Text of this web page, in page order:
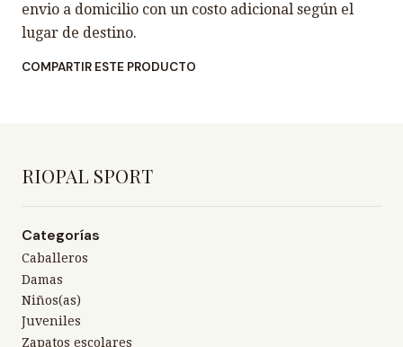
envio a domicilio con un costo adicional según el
lugar de destino.
COMPARTIR ESTE PRODUCTO
RIOPAL SPORT
Categorías
Caballeros
Damas
Niños(as)
Juveniles
Zapatos escolares